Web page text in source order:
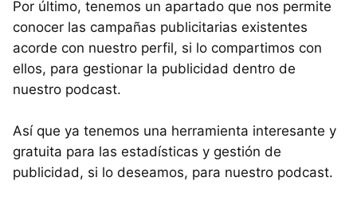
Por último, tenemos un apartado que nos permite
conocer las campañas publicitarias existentes
acorde con nuestro perfil, si lo compartimos con
ellos, para gestionar la publicidad dentro de
nuestro podcast.
Así que ya tenemos una herramienta interesante y
gratuita para las estadísticas y gestión de
publicidad, si lo deseamos, para nuestro podcast.